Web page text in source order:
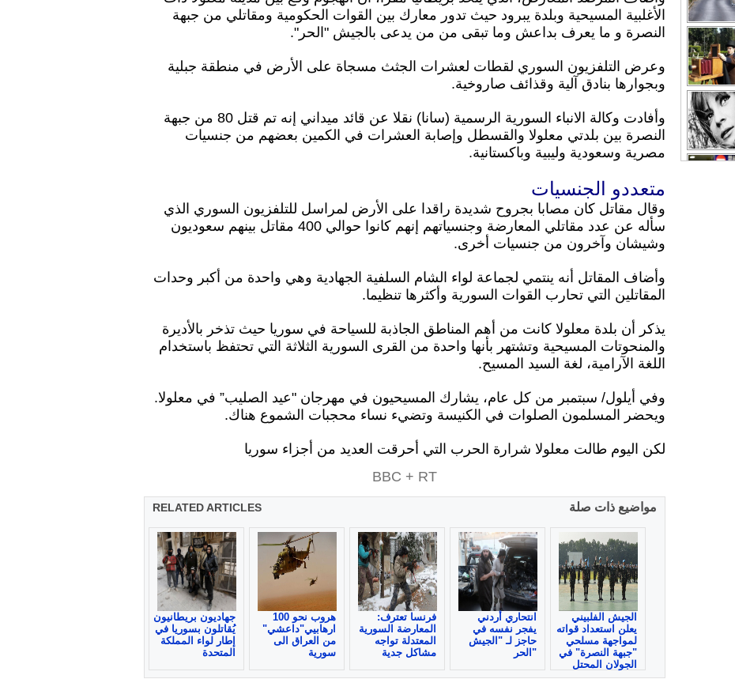
الأغلبية المسيحية وبلدة يبرود حيث تدور معارك بين القوات الحكومية ومقاتلي من جبهة
النصرة و ما يعرف بداعش وما تبقى من من يدعى بالجيش "الحر".
وعرض التلفزيون السوري لقطات لعشرات الجثث مسجاة على الأرض في منطقة جبلية
وبجوارها بنادق آلية وقذائف صاروخية.
وأفادت وكالة الانباء السورية الرسمية (سانا) نقلا عن قائد ميداني إنه تم قتل 80 من جبهة
النصرة بين بلدتي معلولا والقسطل وإصابة العشرات في الكمين بعضهم من جنسيات
مصرية وسعودية وليبية وباكستانية.
متعددو الجنسيات
وقال مقاتل كان مصابا بجروح شديدة راقدا على الأرض لمراسل للتلفزيون السوري الذي
سأله عن عدد مقاتلي المعارضة وجنسياتهم إنهم كانوا حوالي 400 مقاتل بينهم سعوديون
وشيشان وآخرون من جنسيات أخرى.
وأضاف المقاتل أنه ينتمي لجماعة لواء الشام السلفية الجهادية وهي واحدة من أكبر وحدات
المقاتلين التي تحارب القوات السورية وأكثرها تنظيما.
يذكر أن بلدة معلولا كانت من أهم المناطق الجاذبة للسياحة في سوريا حيث تذخر بالأديرة
والمنحوتات المسيحية وتشتهر بأنها واحدة من القرى السورية الثلاثة التي تحتفظ باستخدام
اللغة الآرامية، لغة السيد المسيح.
وفي أيلول/ سبتمبر من كل عام، يشارك المسيحيون في مهرجان "عيد الصليب” في معلولا.
ويحضر المسلمون الصلوات في الكنيسة وتضيء نساء محجبات الشموع هناك.
لكن اليوم طالت معلولا شرارة الحرب التي أحرقت العديد من أجزاء سوريا
BBC + RT
RELATED ARTICLES مواضيع ذات صلة
جهاديون بريطانيون
يُقاتلون بسوريا في
إطار لواء المملكة
المتحدة
هروب نحو 100
ارهابيي"داعشي"
من العراق الى
سورية
فرنسا تعترف:
المعارضة السورية
المعتدلة تواجه
مشاكل جدية
انتحاري أردني
يفجر نفسه في
حاجز لـ "الجيش
الحر"
الجيش الفلبيني
يعلن استعداد قواته
لمواجهة مسلحي
"جبهة النصرة" في
الجولان المحتل